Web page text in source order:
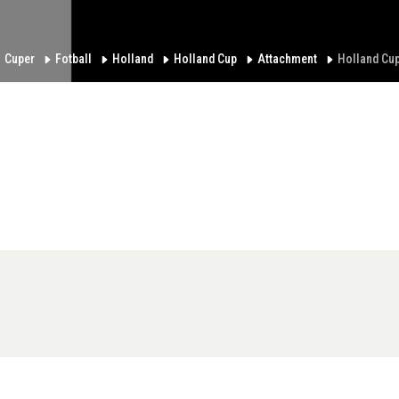
Cuper Fotball Holland Holland Cup Attachment Holland